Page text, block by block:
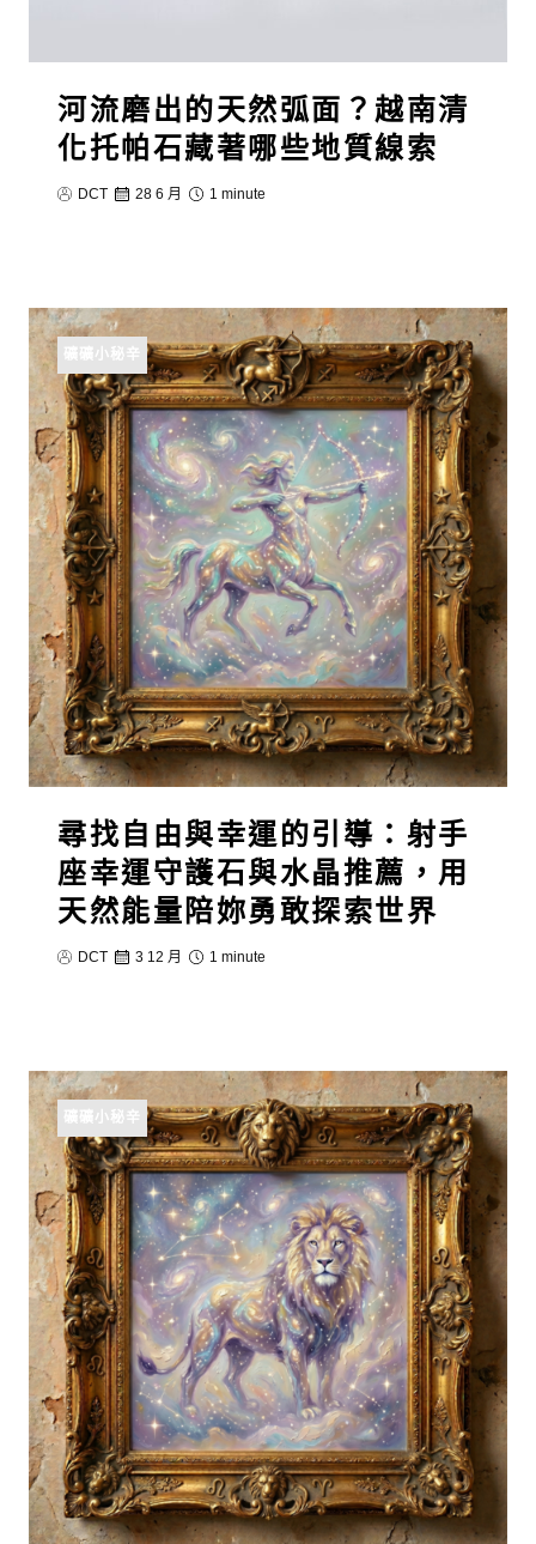
河流磨出的天然弧面？越南清
化托帕石藏著哪些地質線索
DCT 28 6 月 1 minute
礦礦小秘辛
尋找自由與幸運的引導：射手
座幸運守護石與水晶推薦，用
天然能量陪妳勇敢探索世界
DCT 3 12 月 1 minute
礦礦小秘辛